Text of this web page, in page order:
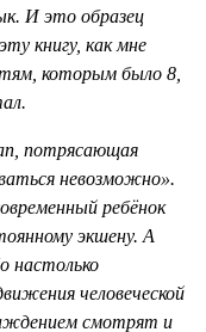
И это образец
книгу, как мне
которым было 8,
потрясающая
невозможно».
ребёнок
экшену. А
настолько
человеческой
смотрят и